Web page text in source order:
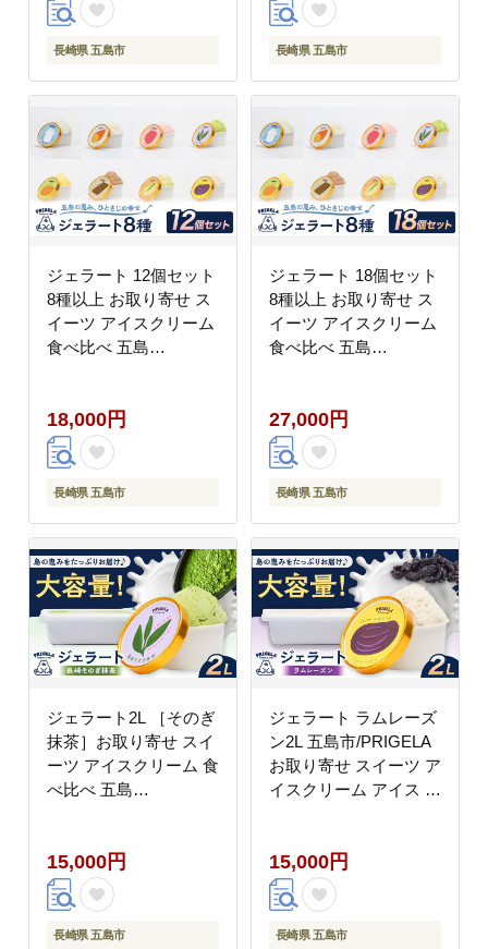
長崎県 五島市 長崎県 五島市
ジェラート 12個セット
8種以上 お取り寄せ ス
イーツ アイスクリーム
食べ比べ 五島
18,000円
長崎県 五島市
ジェラート 18個セット
8種以上 お取り寄せ ス
イーツ アイスクリーム
食べ比べ 五島
27,000円
長崎県 五島市
ジェラート2L ［そのぎ
抹茶］お取り寄せ スイ
ーツ アイスクリーム 食
べ比べ 五島
15,000円
長崎県 五島市
ジェラート ラムレーズ
ン2L 五島市/PRIGELA
お取り寄せ スイーツ ア
イスクリーム アイス お
15,000円
長崎県 五島市